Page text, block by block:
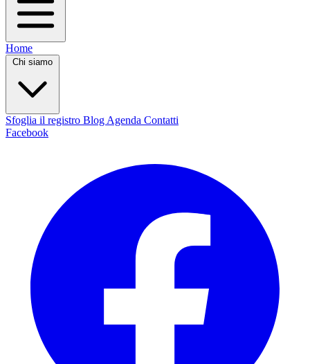
Home
Chi siamo
Sfoglia il registro Blog Agenda Contatti
Facebook